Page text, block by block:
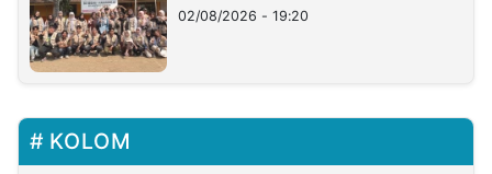
02/08/2026 - 19:20
KOLOM